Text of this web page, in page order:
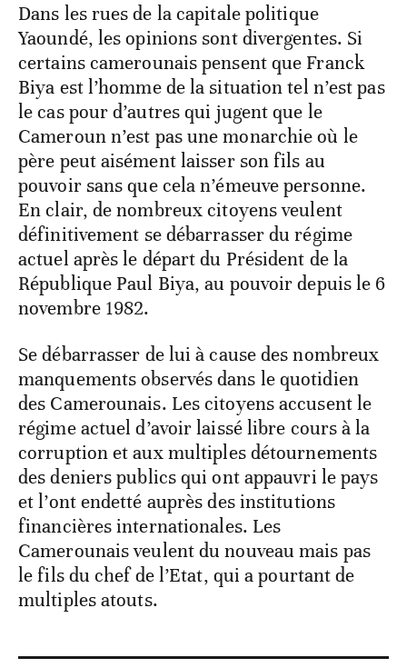
Dans les rues de la capitale politique
Yaoundé, les opinions sont divergentes. Si
certains camerounais pensent que Franck
Biya est l’homme de la situation tel n’est pas
le cas pour d’autres qui jugent que le
Cameroun n’est pas une monarchie où le
père peut aisément laisser son fils au
pouvoir sans que cela n’émeuve personne.
En clair, de nombreux citoyens veulent
définitivement se débarrasser du régime
actuel après le départ du Président de la
République Paul Biya, au pouvoir depuis le 6
novembre 1982.
Se débarrasser de lui à cause des nombreux
manquements observés dans le quotidien
des Camerounais. Les citoyens accusent le
régime actuel d’avoir laissé libre cours à la
corruption et aux multiples détournements
des deniers publics qui ont appauvri le pays
et l’ont endetté auprès des institutions
financières internationales. Les
Camerounais veulent du nouveau mais pas
le fils du chef de l’Etat, qui a pourtant de
multiples atouts.